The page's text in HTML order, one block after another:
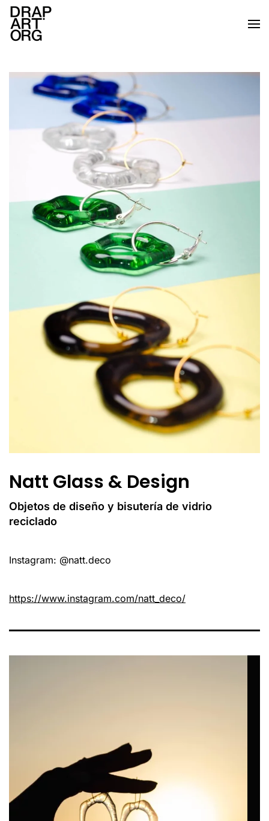
Ir al contenido principal
Natt Glass & Design
Objetos de diseño y bisutería de vidrio
reciclado
Instagram: @natt.deco
https://www.instagram.com/natt_deco/